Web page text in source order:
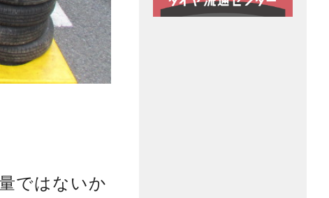
ではないか